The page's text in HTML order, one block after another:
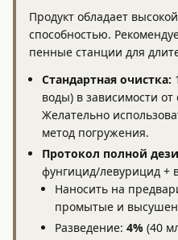
Продукт обладает
способностью.
пенные станции для
Стандартная очистка:
воды) в зависимости
Желательно
метод погружения.
Протокол полной
фунгицид/левурицид +
Наносить на
промытые и
Разведение: 4% (40